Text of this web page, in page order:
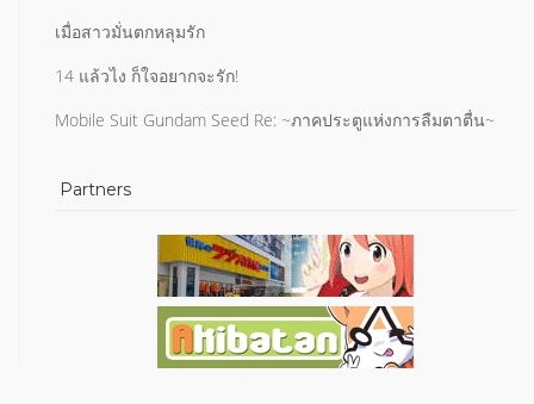
เมื่อสาวมั่นตกหลุมรัก
14 แล้วไง ก็ใจอยากจะรัก!
Mobile Suit Gundam Seed Re: ~ภาคประตูแห่งการลืมตาตื่น~
Partners